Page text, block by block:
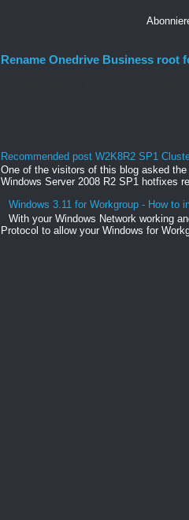
Rename Onedrive Business root
Recommended post W2K8R2 SP1
One of the visitors of this blog asked
Windows Server 2008 R2 SP1 hotfixes
Windows 3.11 for Workgroup - How to
With your Windows Network working
Protocol to allow your Windows for